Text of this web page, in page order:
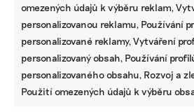
omezených údajů k výběru reklam,
personalizovanou reklamu, Používání
personalizované reklamy, Vytváření
personalizovaný obsah, Používání
personalizovaného obsahu, Rozvoj a
Použití omezených údajů k výběru